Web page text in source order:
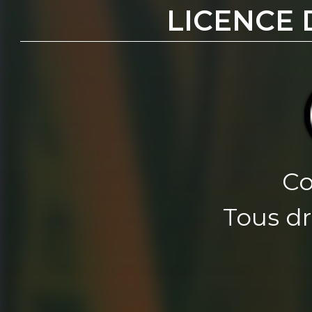
LICENCE
Tous